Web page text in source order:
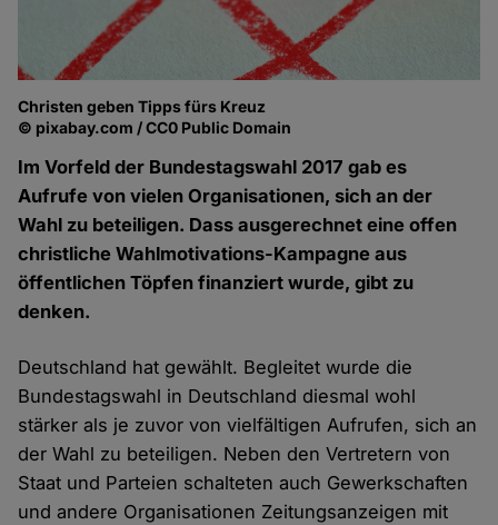
Christen geben Tipps fürs Kreuz
© pixabay.com / CC0 Public Domain
Im Vorfeld der Bundestagswahl 2017 gab es
Aufrufe von vielen Organisationen, sich an der
Wahl zu beteiligen. Dass ausgerechnet eine offen
christliche Wahlmotivations-Kampagne aus
öffentlichen Töpfen finanziert wurde, gibt zu
denken.
Deutschland hat gewählt. Begleitet wurde die
Bundestagswahl in Deutschland diesmal wohl
stärker als je zuvor von vielfältigen Aufrufen, sich an
der Wahl zu beteiligen. Neben den Vertretern von
Staat und Parteien schalteten auch Gewerkschaften
und andere Organisationen Zeitungsanzeigen mit